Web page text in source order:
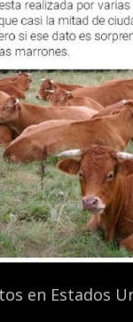
en Estados